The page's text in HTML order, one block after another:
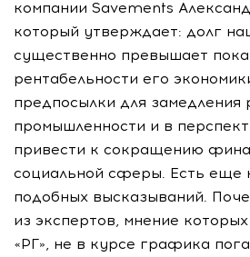
компании Savements
который утверждает: долг
существенно превышает
рентабельности его
предпосылки для замедления
промышленности и в
привести к сокращению
социальной сферы. Есть еще
подобных высказываний.
из экспертов, мнение
«РГ», не в курсе графика